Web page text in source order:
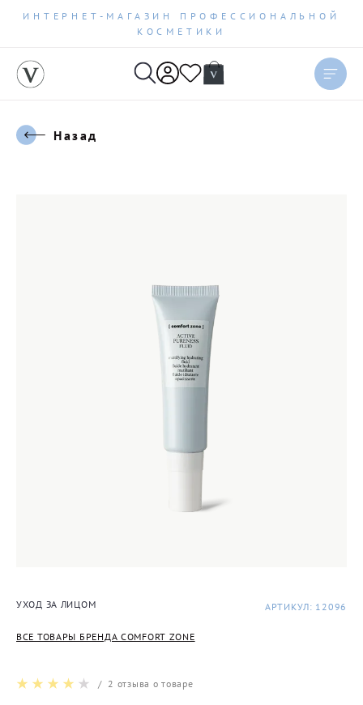
ИНТЕРНЕТ-МАГАЗИН ПРОФЕССИОНАЛЬНОЙ
КОСМЕТИКИ
Назад
УХОД ЗА ЛИЦОМ
ВСЕ ТОВАРЫ БРЕНДА COMFORT ZONE
АРТИКУЛ: 12096
/ 2 отзыва о товаре